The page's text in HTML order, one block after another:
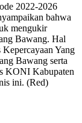
2022-2026
bahwa
mengukir
Bawang. Hal
Yang
Bawang serta
KONI Kabupaten
ini. (Red)